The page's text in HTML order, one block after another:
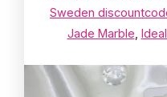
Sweden
Jade Marble